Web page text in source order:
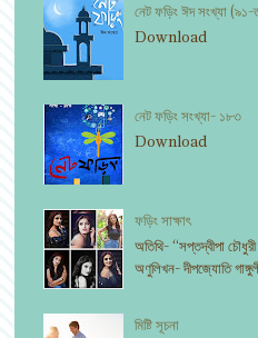
নেট ফড়িং ঈদ সংখ্যা (৯১-
Download
নেট ফড়িং সংখ্যা- ১৮৩
Download
ফড়িং সাক্ষাৎ
অতিথি- “সপ্তদ্বীপা
অণুলিখন- দীপজ্যোতি
মিষ্টি সূচনা